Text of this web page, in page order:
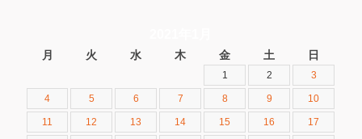
月 火 水 木 金 土 日
1 2 3
4 5 6 7 8 9 10
11 12 13 14 15 16 17